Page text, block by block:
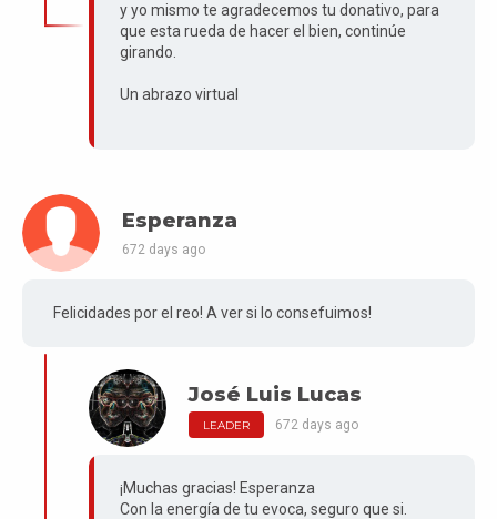
y yo mismo te agradecemos tu donativo, para
que esta rueda de hacer el bien, continúe
girando.
Un abrazo virtual
Esperanza
672 days ago
Felicidades por el reo! A ver si lo consefuimos!
José Luis Lucas
LEADER 672 days ago
¡Muchas gracias! Esperanza
Con la energía de tu evoca, seguro que si.